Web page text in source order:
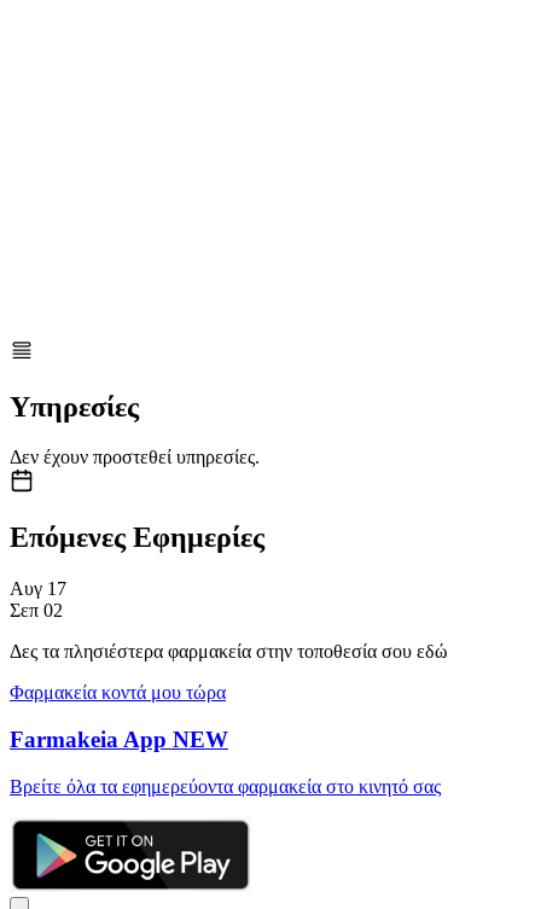
Υπηρεσίες
Δεν έχουν προστεθεί υπηρεσίες.
Επόμενες Εφημερίες
Αυγ 17
Σεπ 02
Δες τα πλησιέστερα φαρμακεία στην τοποθεσία σου εδώ
Φαρμακεία κοντά μου τώρα
Farmakeia App NEW
Βρείτε όλα τα εφημερεύοντα φαρμακεία στο κινητό σας